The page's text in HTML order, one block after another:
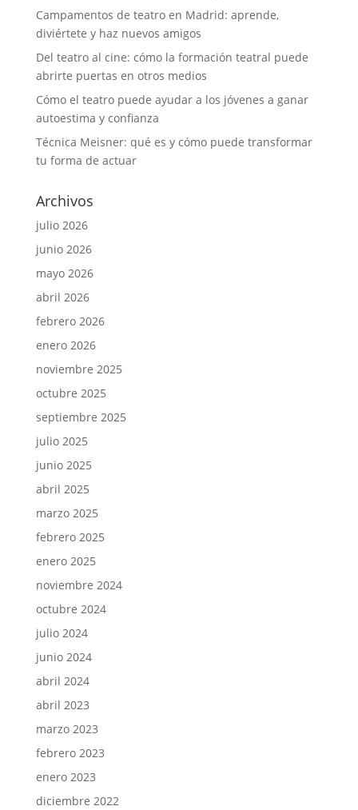
Campamentos de teatro en Madrid: aprende,
diviértete y haz nuevos amigos
Del teatro al cine: cómo la formación teatral puede
abrirte puertas en otros medios
Cómo el teatro puede ayudar a los jóvenes a ganar
autoestima y confianza
Técnica Meisner: qué es y cómo puede transformar
tu forma de actuar
Archivos
julio 2026
junio 2026
mayo 2026
abril 2026
febrero 2026
enero 2026
noviembre 2025
octubre 2025
septiembre 2025
julio 2025
junio 2025
abril 2025
marzo 2025
febrero 2025
enero 2025
noviembre 2024
octubre 2024
julio 2024
junio 2024
abril 2024
abril 2023
marzo 2023
febrero 2023
enero 2023
diciembre 2022